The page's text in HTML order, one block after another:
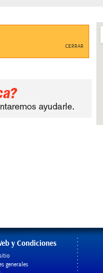
CERRAR
y Condiciones
generales